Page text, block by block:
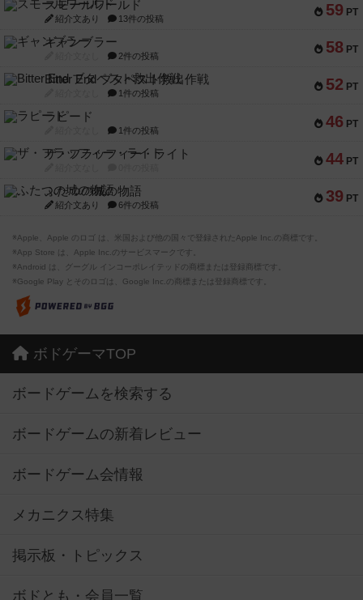
59 PT
スモールワールド
紹介文あり 13件の投稿
58 PT
ギャンブラー
2件の投稿
52 PT
Bitter End ブタペスト救出作戦
1件の投稿
46 PT
ラピード
1件の投稿
44 PT
ザ・フラッフィー・ライト
39 PT
ふたつの城の物語
紹介文あり 6件の投稿
※Apple、Apple のロゴ は、米国および他の国々で登録されたApple Inc.の商標です。
※App Store は、Apple Inc.のサービスマークです。
※Android は、グーグル インコーポレイテッドの商標または登録商標です。
※Google Play とそのロゴは、Google Inc.の商標または登録商標です。
ボドゲーマTOP
ボードゲームを検索する
ボードゲームの新着レビュー
ボードゲーム会情報
メカニクス特集
掲示板・トピックス
ボドとも・会員一覧